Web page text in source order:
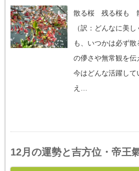
散る桜 残る桜も
（訳：どんなに美
も、いつかは必ず
の儚さや無常観を伝
今はどんな活躍し
え…
12月の運勢と吉方位・帝王